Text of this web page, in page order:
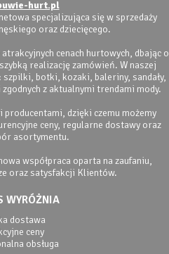
hurt.pl
specjalizująca się w sprzedaży
oraz dziecięcego.
cenach hurtowych, dbając o
realizację zamówień. W naszej
botki, kozaki, baleriny, sandały,
z aktualnymi trendami mody.
dzięki czemu możemy
ceny, regularne dostawy oraz
asortymentu.
współpraca oparta na zaufaniu,
oraz satysfakcji Klientów.
WYRÓŻNIA
dostawa
ceny
obsługa